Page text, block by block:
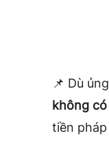
📌 Dù
không
tiền